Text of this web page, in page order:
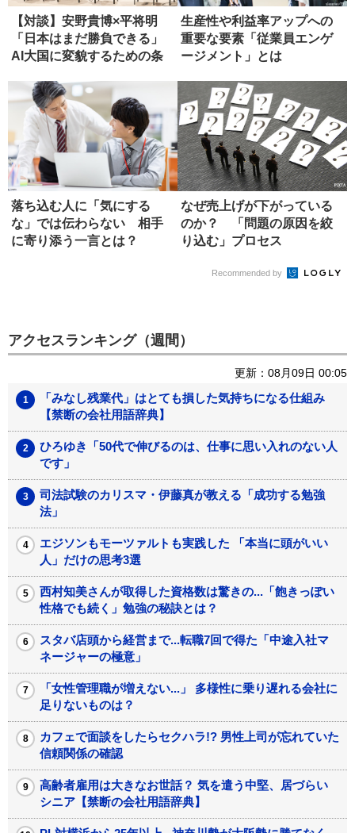
【対談】安野貴博×平将明
「日本はまだ勝負できる」
AI大国に変貌するための条
生産性や利益率アップへの
重要な要素「従業員エンゲ
ージメント」とは
落ち込む人に「気にする
な」では伝わらない 相手
に寄り添う一言とは？
なぜ売上げが下がっている
のか？ 「問題の原因を絞
り込む」プロセス
Recommended by
アクセスランキング（週間）
更新：08月09日 00:05
「みなし残業代」はとても損した気持ちになる仕組み
【禁断の会社用語辞典】
ひろゆき「50代で伸びるのは、仕事に思い入れのない人
です」
司法試験のカリスマ・伊藤真が教える「成功する勉強
法」
エジソンもモーツァルトも実践した 「本当に頭がいい
人」だけの思考3選
西村知美さんが取得した資格数は驚きの...「飽きっぽい
性格でも続く」勉強の秘訣とは？
スタバ店頭から経営まで...転職7回で得た「中途入社マ
ネージャーの極意」
「女性管理職が増えない...」 多様性に乗り遅れる会社に
足りないものは？
カフェで面談をしたらセクハラ!? 男性上司が忘れていた
信頼関係の確認
高齢者雇用は大きなお世話？ 気を遣う中堅、居づらい
シニア【禁断の会社用語辞典】